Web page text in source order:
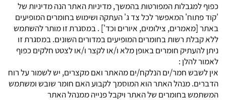
כפוף למגבלות המפורטות בהמשך, מדיניות האתר הנה מדיניות של
'קוד פתוח' המאפשר לכל צד ג' העתקה ושימוש בחומרים המופיעים
באתר [מאמרים, צילומים, איורים וכד'] . במסגרת זו מותר להשתמש
ללא קבלת רשות בחומרים המופיעים במדורים השונים. במסגרת זו
ניתן להעתיק חומרים באופן מלא ו/או לקצר ו/או לצטט חלקים כפוף
לאמור להלן :
אין לשבש חמר/ים הנלקח/ים מהאתר ואם מקצרים, יש לשמור על רוח
הדברים. מנהל האתר הוא המוסמך לקבוע האם חומר שובש ומשתמש
המשתמש בחומרים של האתר ויקבל פנייה ממנהל האתר